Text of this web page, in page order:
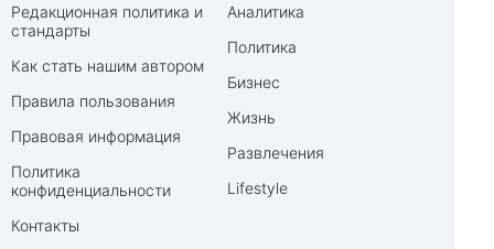
Редакционная политика и
стандарты
Как стать нашим автором
Правила пользования
Правовая информация
Политика
конфиденциальности
Контакты
Аналитика
Политика
Бизнес
Жизнь
Развлечения
Lifestyle